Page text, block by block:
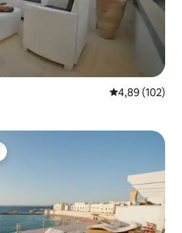
4,89 de uma
4,89 (102)